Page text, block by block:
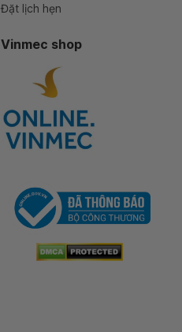
Đặt lịch hẹn
Vinmec shop